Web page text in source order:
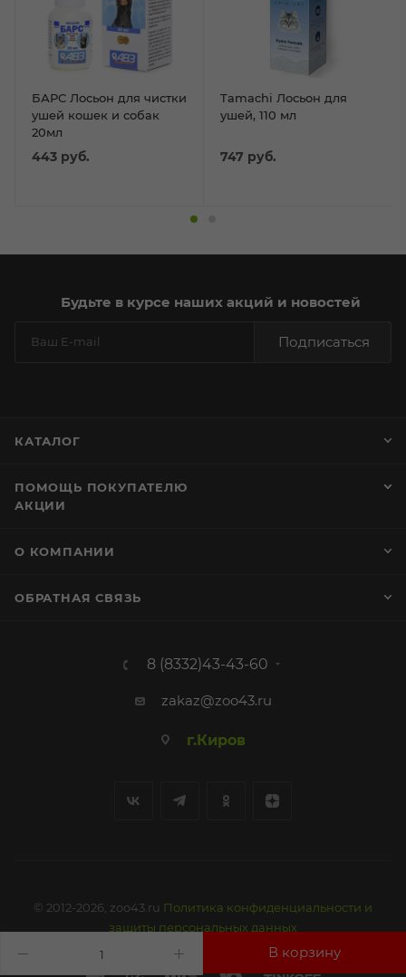
БАРС Лосьон для чистки
ушей кошек и собак
20мл
443 руб.
Tamachi Лосьон для
ушей, 110 мл
747 руб.
Будьте в курсе наших акций и новостей
Подписаться
КАТАЛОГ
ПОМОЩЬ ПОКУПАТЕЛЮ
АКЦИИ
О КОМПАНИИ
ОБРАТНАЯ СВЯЗЬ
8 (8332)43-43-60
zakaz@zoo43.ru
г.Киров
© 2012-2026, zoo43.ru Политика конфиденциальности и
защиты персональных данных